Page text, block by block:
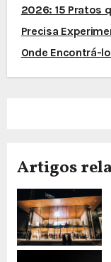
v
e
g
ã
o
d
2026: 15 Pratos
Precisa
Onde Encontrá-
Artigos